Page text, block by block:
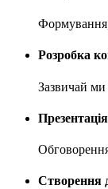
Формування,
Розробка
Зазвичай ми
Створення